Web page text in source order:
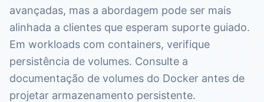
avançadas, mas a abordagem pode ser mais
alinhada a clientes que esperam suporte guiado.
Em workloads com containers, verifique
persistência de volumes. Consulte a
documentação de volumes do Docker antes de
projetar armazenamento persistente.